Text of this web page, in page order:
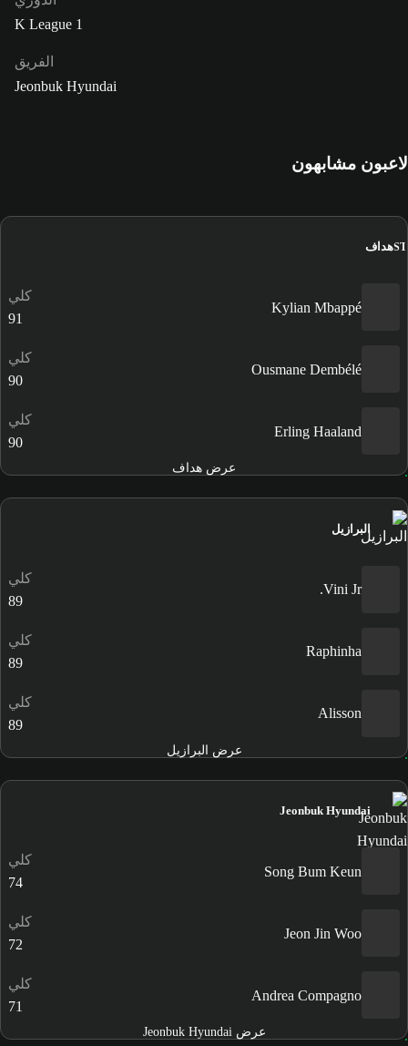
K League 1
الفريق
Jeonbuk Hyundai
لاعبون مشابهون
STهداف
Kylian Mbappé
كلي
91
Ousmane Dembélé
كلي
90
Erling Haaland
كلي
90
عرض هداف
البرازيل
Vini Jr.
كلي
89
Raphinha
كلي
89
Alisson
كلي
89
عرض البرازيل
Jeonbuk Hyundai
Song Bum Keun
كلي
74
Jeon Jin Woo
كلي
72
Andrea Compagno
كلي
71
عرض Jeonbuk Hyundai